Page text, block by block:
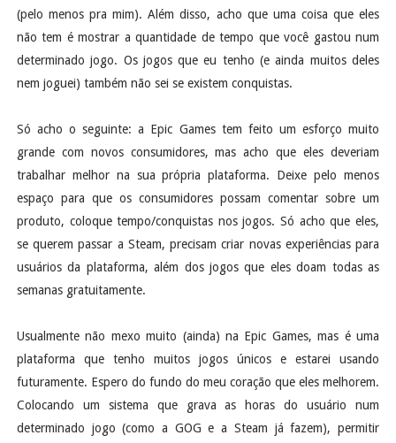
(pelo menos pra mim). Além disso, acho que uma coisa que eles
não tem é mostrar a quantidade de tempo que você gastou num
determinado jogo. Os jogos que eu tenho (e ainda muitos deles
nem joguei) também não sei se existem conquistas.
Só acho o seguinte: a Epic Games tem feito um esforço muito
grande com novos consumidores, mas acho que eles deveriam
trabalhar melhor na sua própria plataforma. Deixe pelo menos
espaço para que os consumidores possam comentar sobre um
produto, coloque tempo/conquistas nos jogos. Só acho que eles,
se querem passar a Steam, precisam criar novas experiências para
usuários da plataforma, além dos jogos que eles doam todas as
semanas gratuitamente.
Usualmente não mexo muito (ainda) na Epic Games, mas é uma
plataforma que tenho muitos jogos únicos e estarei usando
futuramente. Espero do fundo do meu coração que eles melhorem.
Colocando um sistema que grava as horas do usuário num
determinado jogo (como a GOG e a Steam já fazem), permitir